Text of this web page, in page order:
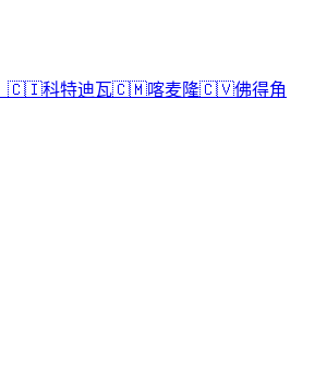
🇨🇮科特迪瓦🇨🇲喀麦隆🇨🇻佛得角